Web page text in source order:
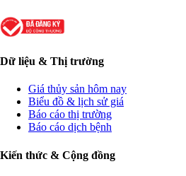
Dữ liệu & Thị trường
Giá thủy sản hôm nay
Biểu đồ & lịch sử giá
Báo cáo thị trường
Báo cáo dịch bệnh
Kiến thức & Cộng đồng